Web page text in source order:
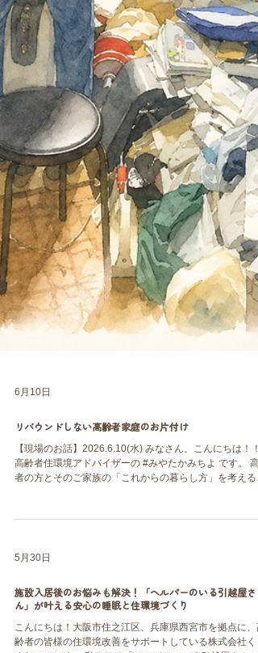
6月10日